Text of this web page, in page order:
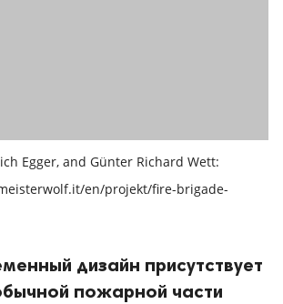
Egger, and Günter Richard Wett:
en/projekt/fire-brigade-
дизайн присутствует
пожарной части